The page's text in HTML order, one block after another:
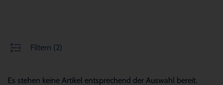
Filtern (2)
Es stehen keine Artikel entsprechend der Auswahl bereit.